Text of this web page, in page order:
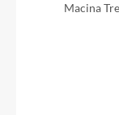
Macina